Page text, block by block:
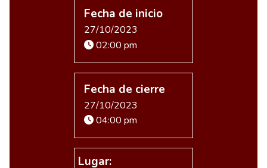
Fecha de inicio
27/10/2023
02:00 pm
Fecha de cierre
27/10/2023
04:00 pm
Lugar: